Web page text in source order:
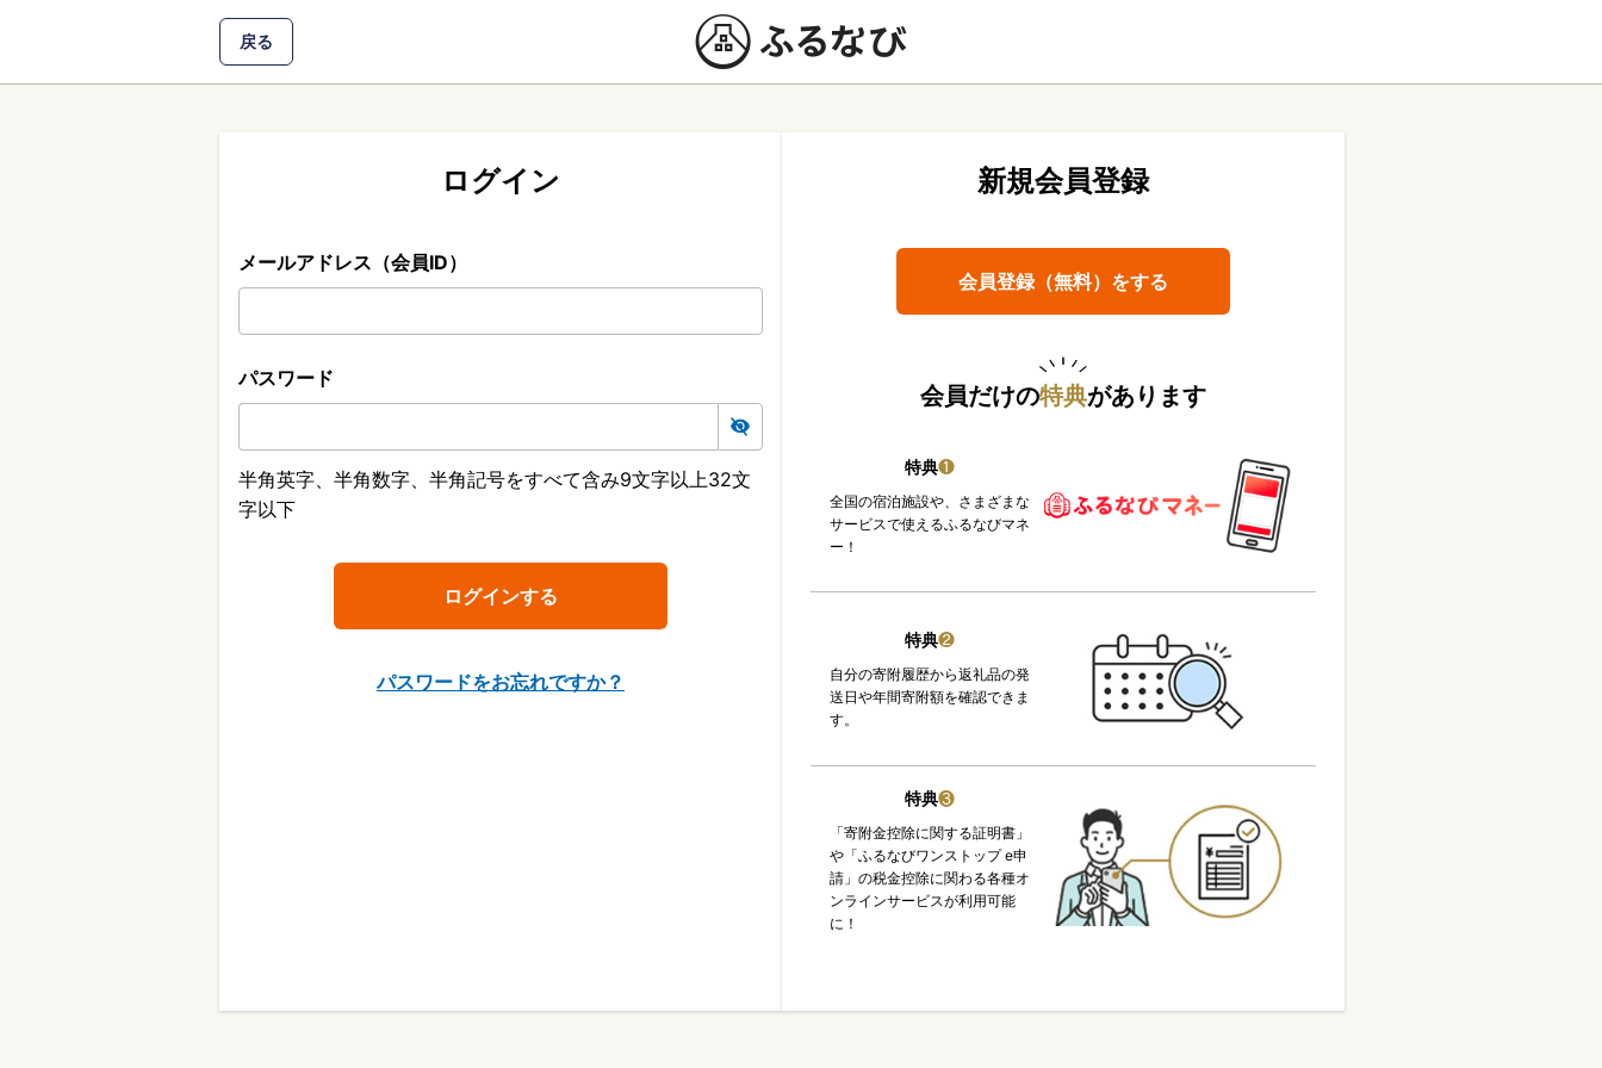
戻る
ログイン
メールアドレス（会員ID）
パスワード
半角英字、半角数字、半角記号をすべて含み9文字以上32文
字以下
パスワードをお忘れですか？
新規会員登録
会員登録（無料）をする
会員だけの特典があります
特典❶
全国の宿泊施設や、さまざまな
サービスで使えるふるなびマネ
ー！
特典❷
自分の寄附履歴から返礼品の発
送日や年間寄附額を確認できま
す。
特典❸
「寄附金控除に関する証明書」
や「ふるなびワンストップ e申
請」の税金控除に関わる各種オ
ンラインサービスが利用可能
に！